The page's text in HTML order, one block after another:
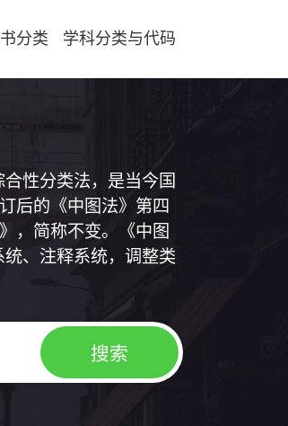
分类 学科分类与代码
性分类法，是当今国
后的《中图法》第四
，简称不变。《中图
、注释系统，调整类